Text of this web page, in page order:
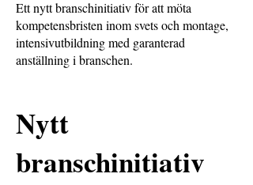
Ett nytt branschinitiativ för att möta
kompetensbristen inom svets och montage,
intensivutbildning med garanterad
anställning i branschen.
Nytt
branschinitiativ